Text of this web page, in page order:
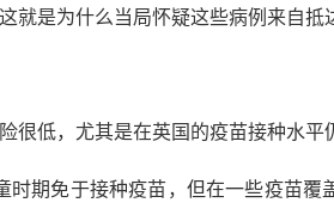
就是为什么当局怀疑这些病例来自抵
很低，尤其是在英国的疫苗接种水平
时期免于接种疫苗，但在一些疫苗覆